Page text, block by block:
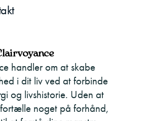
handler om at skabe
i dit liv ved at forbinde
og livshistorie. Uden at
noget på forhånd,